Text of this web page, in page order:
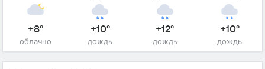
+8°
облачно
+10°
дождь
+12°
дождь
+10°
дождь